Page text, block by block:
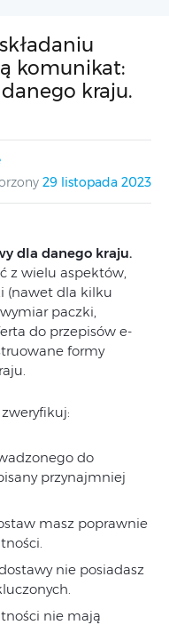
komunikat:
kraju.
29 listopada 2023
dla danego kraju.
z wielu aspektów,
(nawet dla kilku
paczki,
do przepisów e-
formy
do
przynajmniej
masz poprawnie
nie posiadasz
nie mają